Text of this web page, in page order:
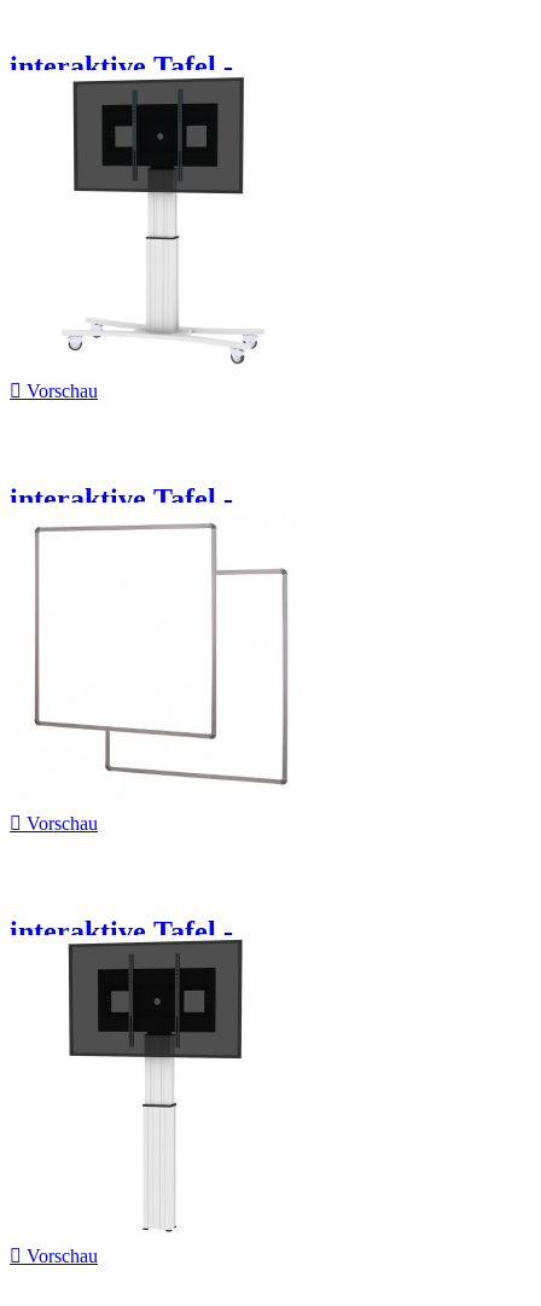
interaktive Tafel -...
 Vorschau
interaktive Tafel -...
 Vorschau
interaktive Tafel -...
 Vorschau